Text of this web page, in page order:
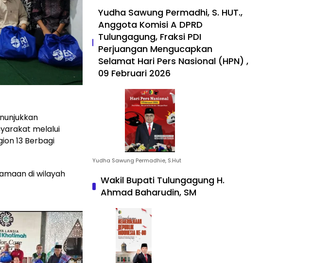
melalui
13 Berbagi
di wilayah
Yudha Sawung Permadhi, S. HUT.,
Anggota Komisi A DPRD
Tulungagung, Fraksi PDI
Perjuangan Mengucapkan
Selamat Hari Pers Nasional (HPN) ,
09 Februari 2026
Yudha Sawung Permadhie, S.Hut
Wakil Bupati Tulungagung H.
Ahmad Baharudin, SM